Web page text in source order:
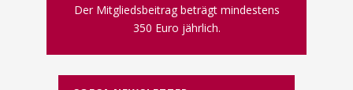
Der Mitgliedsbeitrag beträgt mindestens
350 Euro jährlich.